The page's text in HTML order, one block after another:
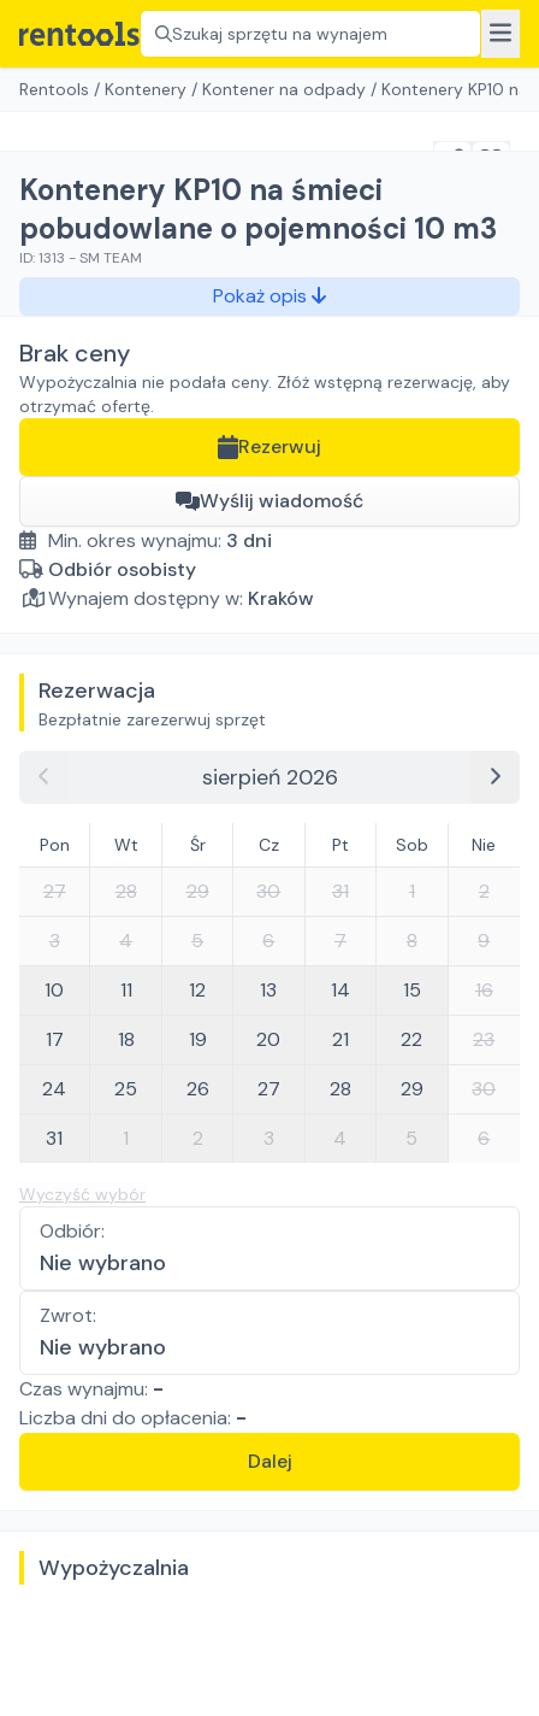
Szukaj sprzętu na wynajem
Rentools / Kontenery / Kontener na odpady / Kontenery KP10
Kontenery KP10 na śmieci
pobudowlane o pojemności 10 m3
ID:1313 -SM TEAM
Pokaż opis
Brak ceny
Wypożyczalnia nie podała ceny. Złóż wstępną rezerwację, aby
otrzymać ofertę.
Rezerwuj
Wyślij wiadomość
Min. okres wynajmu: 3 dni
Odbiór osobisty
Wynajem dostępny w: Kraków
Rezerwacja
Bezpłatnie zarezerwuj sprzęt
sierpień 2026
Pon Wt Śr Cz Pt Sob Nie
27 28 29 30 31 1
2
3
4 5 6 7 8
9
10
11 12 13 14 15
16
17
18 19 20 21 22
23
24
25 26 27 28 29
30
31
1 2 3 4 5 6
Wyczyść wybór
Odbiór:
Nie wybrano
Zwrot:
Nie wybrano
Czas wynajmu: -
Liczba dni do opłacenia: -
Dalej
Wypożyczalnia